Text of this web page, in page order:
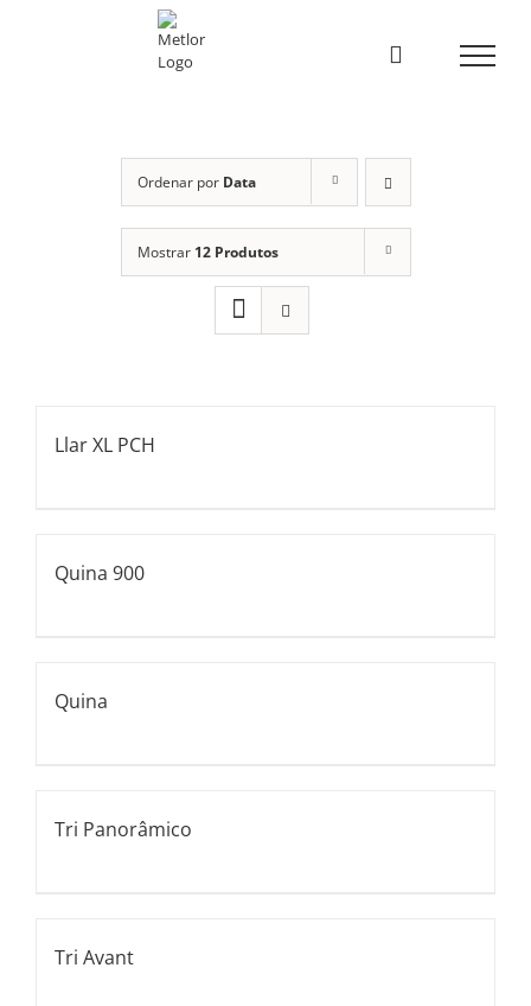
Ordenar por Data
Mostrar 12 Produtos
Llar XL PCH
Quina 900
Quina
Tri Panorâmico
Tri Avant